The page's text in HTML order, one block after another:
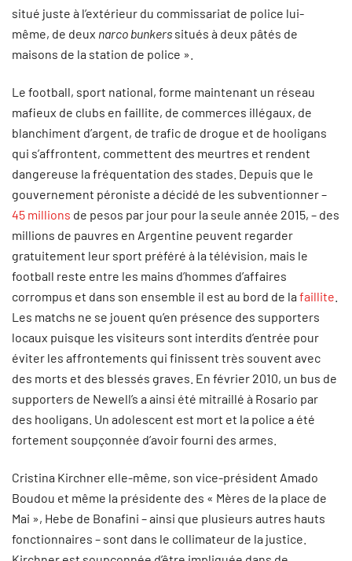
situé juste à l’extérieur du commissariat de police lui-
même, de deux narco bunkers situés à deux pâtés de
maisons de la station de police ».
Le football, sport national, forme maintenant un réseau
mafieux de clubs en faillite, de commerces illégaux, de
blanchiment d’argent, de trafic de drogue et de hooligans
qui s’affrontent, commettent des meurtres et rendent
dangereuse la fréquentation des stades. Depuis que le
gouvernement péroniste a décidé de les subventionner –
45 millions de pesos par jour pour la seule année 2015, – des
millions de pauvres en Argentine peuvent regarder
gratuitement leur sport préféré à la télévision, mais le
football reste entre les mains d’hommes d’affaires
corrompus et dans son ensemble il est au bord de la faillite
Les matchs ne se jouent qu’en présence des supporters
locaux puisque les visiteurs sont interdits d’entrée pour
éviter les affrontements qui finissent très souvent avec
des morts et des blessés graves. En février 2010, un bus de
supporters de Newell’s a ainsi été mitraillé à Rosario par
des hooligans. Un adolescent est mort et la police a été
fortement soupçonnée d’avoir fourni des armes.
Cristina Kirchner elle-même, son vice-président Amado
Boudou et même la présidente des « Mères de la place de
Mai », Hebe de Bonafini – ainsi que plusieurs autres hauts
fonctionnaires – sont dans le collimateur de la justice.